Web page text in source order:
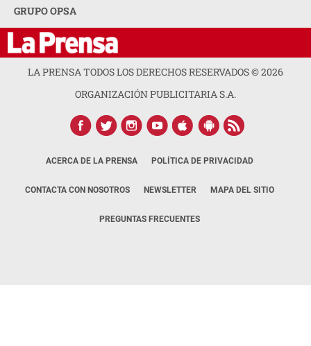
GRUPO OPSA
LA PRENSA TODOS LOS DERECHOS RESERVADOS ©2026
ORGANIZACIÓN PUBLICITARIA S.A.
ACERCA DE LA PRENSA POLÍTICA DE PRIVACIDAD
CONTACTA CON NOSOTROS NEWSLETTER MAPA DEL SITIO
PREGUNTAS FRECUENTES